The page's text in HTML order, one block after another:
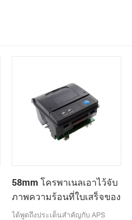
58mm โครพาเนลเอาไว้จับ
ภาพความร้อนที่ใบเสร็จของ
เครื่องพิมพ์ CSN-A1K
ได้พูดถึงประเด็นสำคัญกับ APS